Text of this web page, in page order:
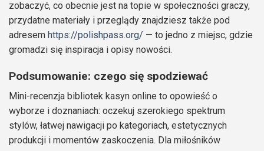
zobaczyć, co obecnie jest na topie w społeczności graczy,
przydatne materiały i przeglądy znajdziesz także pod
adresem https://polishpass.org/ — to jedno z miejsc, gdzie
gromadzi się inspiracja i opisy nowości.
Podsumowanie: czego się spodziewać
Mini-recenzja bibliotek kasyn online to opowieść o
wyborze i doznaniach: oczekuj szerokiego spektrum
stylów, łatwej nawigacji po kategoriach, estetycznych
produkcji i momentów zaskoczenia. Dla miłośników